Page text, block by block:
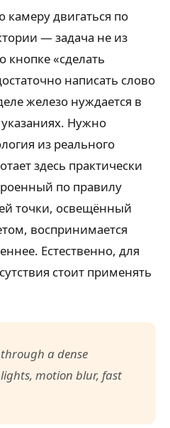
камеру двигаться по
— задача не из
кнопке «сделать
написать слово
железо нуждается в
Нужно
из реального
здесь практически
по правилу
точки, освещённый
воспринимается
Естественно, для
стоит применять
a dense
motion blur, fast